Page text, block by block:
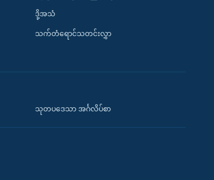
ဒို့အသံ
သက်တံရောင်သတင်းလွှာ
သုတပဒေသာ အင်္ဂလိပ်စာ